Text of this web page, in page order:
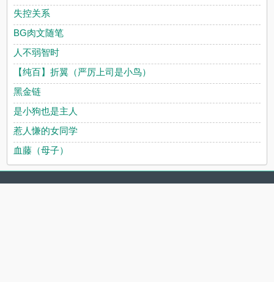
失控关系
BG肉文随笔
人不弱智时
【纯百】折翼（严厉上司是小鸟）
黑金链
是小狗也是主人
惹人慊的女同学
血藤（母子）